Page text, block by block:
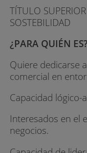
TÍTULO
SOSTEBILIDAD
¿PARA QUIÉN ES?
Quiere dedicarse
comercial en
Capacidad lógico-
Interesados en el
negocios.